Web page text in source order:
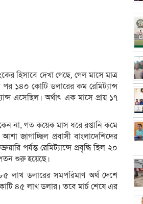
হিসাবে দেখা গেছে, গেল মাসে মাত্র
১৪০ কোটি ডলারের কম রেমিট্যান্স
এসেছিল। অর্থাৎ এক মাসে প্রায় ১৭
না, গত কয়েক মাস ধরে রপ্তানি কমে
জাগাচ্ছিল প্রবাসী বাংলাদেশিদের
পর্যন্ত রেমিট্যান্সে প্রবৃদ্ধি ছিল ২০
শুরু হয়েছে।
লাখ ডলারের সমপরিমাণ অর্থ দেশে
কোটি ৪৫ লাখ ডলার। তবে মার্চ শেষে এর